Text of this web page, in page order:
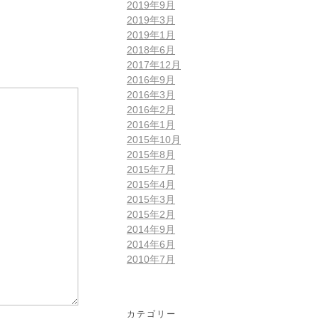
2019年9月
2019年3月
2019年1月
2018年6月
2017年12月
2016年9月
2016年3月
2016年2月
2016年1月
2015年10月
2015年8月
2015年7月
2015年4月
2015年3月
2015年2月
2014年9月
2014年6月
2010年7月
カテゴリー